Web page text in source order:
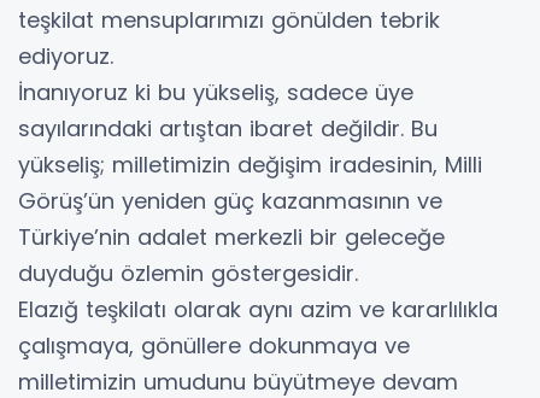
teşkilat mensuplarımızı gönülden tebrik
ediyoruz.
İnanıyoruz ki bu yükseliş, sadece üye
sayılarındaki artıştan ibaret değildir. Bu
yükseliş; milletimizin değişim iradesinin, Milli
Görüş’ün yeniden güç kazanmasının ve
Türkiye’nin adalet merkezli bir geleceğe
duyduğu özlemin göstergesidir.
Elazığ teşkilatı olarak aynı azim ve kararlılıkla
çalışmaya, gönüllere dokunmaya ve
milletimizin umudunu büyütmeye devam